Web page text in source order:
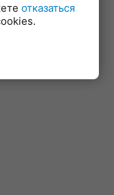
отказаться